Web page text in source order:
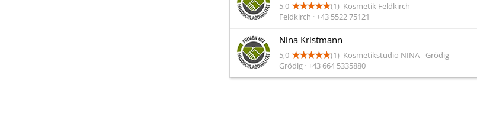
5,0 (1) Kosmetik Feldkirch
Feldkirch · +43 5522 75121
Nina Kristmann
5,0 (1) Kosmetikstudio NINA - Grödig
Grödig · +43 664 5335880